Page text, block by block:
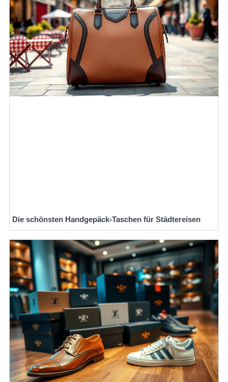
Die schönsten Handgepäck-Taschen für Städtereisen